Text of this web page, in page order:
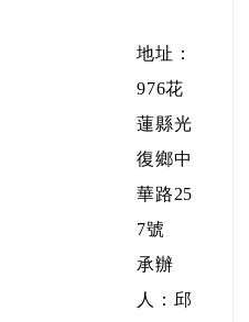
地址：
976花
蓮縣光
復鄉中
華路25
7號
承辦
人：邱